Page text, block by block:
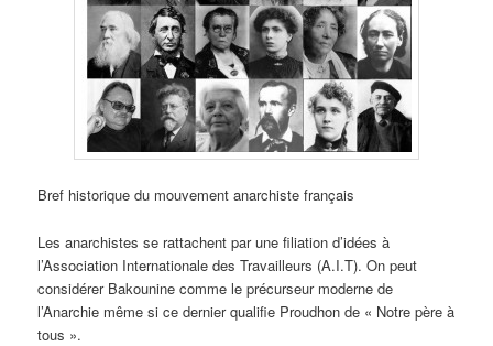
Bref historique du mouvement anarchiste français
Les anarchistes se rattachent par une filiation d’idées à
l’Association Internationale des Travailleurs (A.I.T). On peut
considérer Bakounine comme le précurseur moderne de
l’Anarchie même si ce dernier qualifie Proudhon de « Notre père à
tous ».